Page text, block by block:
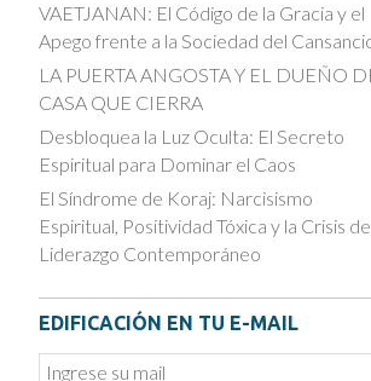
VAETJANAN: El Código de la Gracia y el
Apego frente a la Sociedad del
LA PUERTA ANGOSTA Y EL DUEÑO
CASA QUE CIERRA
Desbloquea la Luz Oculta: El Secreto
Espiritual para Dominar el Caos
El Síndrome de Koraj: Narcisismo
Espiritual, Positividad Tóxica y la Crisis
Liderazgo Contemporáneo
EDIFICACIÓN EN TU E-MAIL
Email